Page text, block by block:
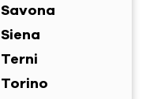
Savona
Siena
Terni
Torino